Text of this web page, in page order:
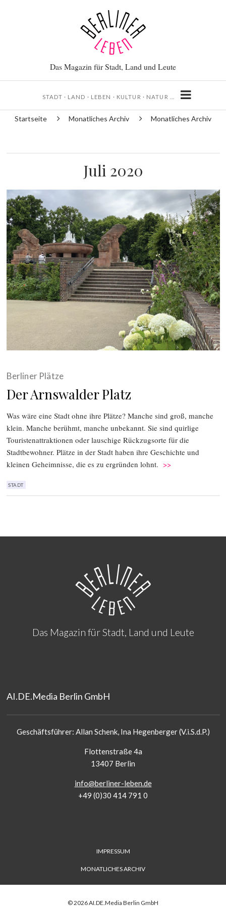
Das Magazin für Stadt, Land und Leute
STADT · LAND · LEBEN · KULTUR · NATUR …
Startseite Monatliches Archiv Monatliches Archiv
Juli 2020
Berliner Plätze
Der Arnswalder Platz
Was wäre eine Stadt ohne ihre Plätze? Manche sind groß, manche
klein. Manche berühmt, manche unbekannt. Sie sind quirlige
Touristenattraktionen oder lauschige Rückzugsorte für die
Stadtbewohner. Plätze in der Stadt haben ihre Geschichte und
kleinen Geheimnisse, die es zu ergründen lohnt. >>
STADT
Das Magazin für Stadt, Land und Leute
AI.DE.Media Berlin GmbH
Geschäftsführer: Allan Schenk, Ina Hegenberger (V.i.S.d.P.)
Flottenstraße 4a
13407 Berlin
info@berliner-leben.de
+49 (0)30 414 791 0
IMPRESSUM
MONATLICHES ARCHIV
©2026AI.DE.Media Berlin GmbH